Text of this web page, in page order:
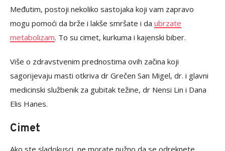
Međutim, postoji nekoliko sastojaka koji vam zapravo
mogu pomoći da brže i lakše smršate i da ubrzate
metabolizam. To su cimet, kurkuma i kajenski biber.
Više o zdravstvenim prednostima ovih začina koji
sagorijevaju masti otkriva dr Grečen San Migel, dr. i glavni
medicinski službenik za gubitak težine, dr Nensi Lin i Dana
Elis Hanes.
Cimet
Ako ste sladokusci, ne morate nužno da se odreknete